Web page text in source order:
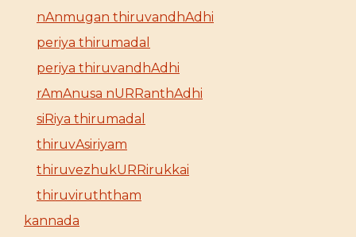
nAnmugan thiruvandhAdhi
periya thirumadal
periya thiruvandhAdhi
rAmAnusa nURRanthAdhi
siRiya thirumadal
thiruvAsiriyam
thiruvezhukURRirukkai
thiruviruththam
kannada